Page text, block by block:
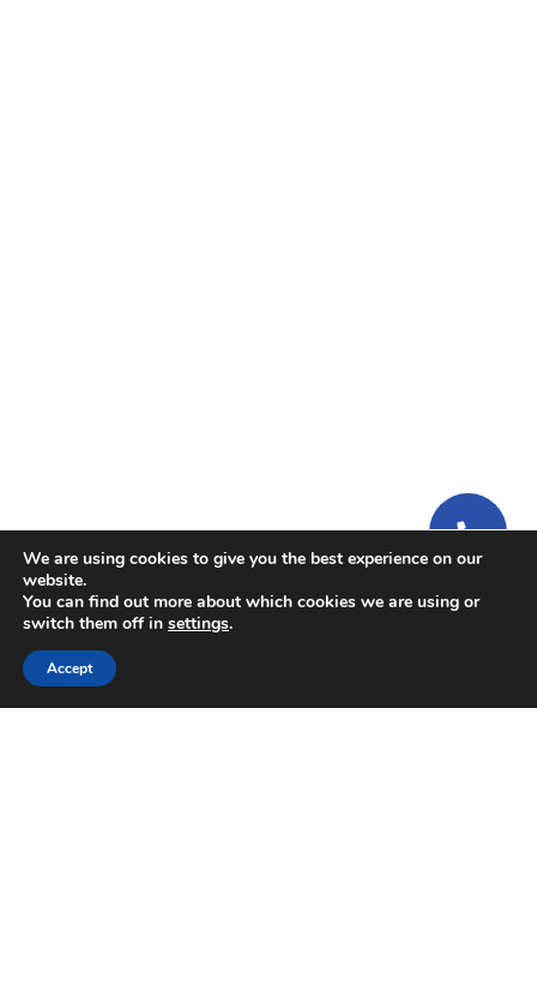
We are using cookies to give you the best experience on our
website.
You can find out more about which cookies we are using or
switch them off in settings.
Accept